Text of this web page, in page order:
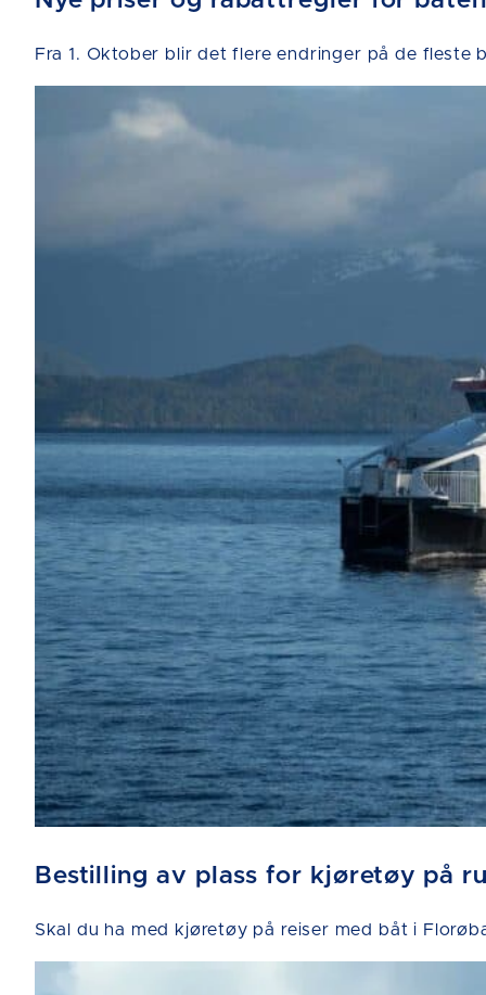
Fra 1. Oktober blir det flere endringer på de
Bestilling av plass for kjøretøy på
Skal du ha med kjøretøy på reiser med båt i